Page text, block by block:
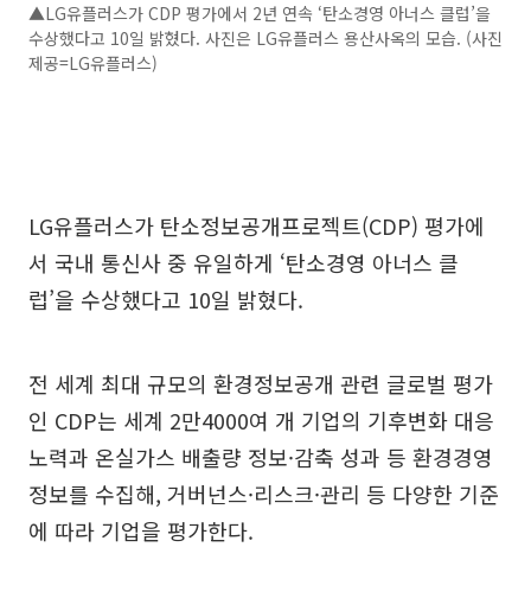
▲LG유플러스가 CDP 평가에서 2년 연속 ‘탄소경영 아너스 클럽’을
수상했다고 10일 밝혔다. 사진은 LG유플러스 용산사옥의 모습. (사진
제공=LG유플러스)
LG유플러스가 탄소정보공개프로젝트(CDP) 평가에
서 국내 통신사 중 유일하게 ‘탄소경영 아너스 클
럽’을 수상했다고 10일 밝혔다.
전 세계 최대 규모의 환경정보공개 관련 글로벌 평가
인 CDP는 세계 2만4000여 개 기업의 기후변화 대응
노력과 온실가스 배출량 정보·감축 성과 등 환경경영
정보를 수집해, 거버넌스·리스크·관리 등 다양한 기준
에 따라 기업을 평가한다.